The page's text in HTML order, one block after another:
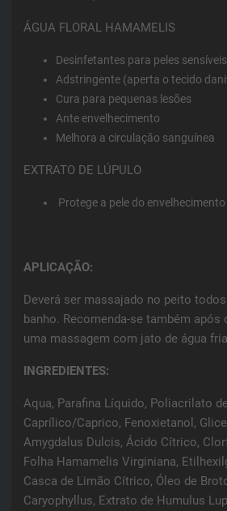
ÁGUA FLORAL HAMAMELIS
Desinfetantes para peles
Adstringente (aperta o tecido
Cura para pequenas lesões
Ante envelhecimento
Melhora a circulação sanguínea
EXTRATO DE LÚPULO
Protege a pele do envelhecimento
APLICAÇÃO:
Deverá ser massajado no peito
banho. Recomenda-se também após
uma massagem com jato de água
INGREDIENTES:
Aqua, Parafina Líquido, Poliacrilato
Caprílico/Caprico, Fenoxietanol,
Amygdalus Dulcis, Ácido Cítrico,
Folha Hamamelis Virginiana,
Casca de Limão Cítrico, Óleo de
Caryophyllus, Extrato de Humulus